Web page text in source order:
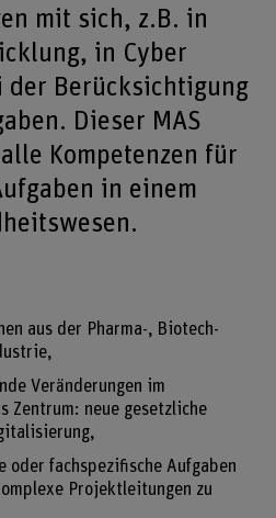
mit sich, z.B. in
in Cyber
der Berücksichtigung
Dieser MAS
Kompetenzen für
in einem
aus der Pharma-, Biotech-
Veränderungen im
Zentrum: neue gesetzliche
oder fachspezifische Aufgaben
Projektleitungen zu